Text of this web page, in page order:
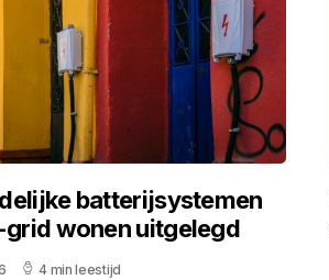
batterijsystemen
wonen uitgelegd
4 min leestijd